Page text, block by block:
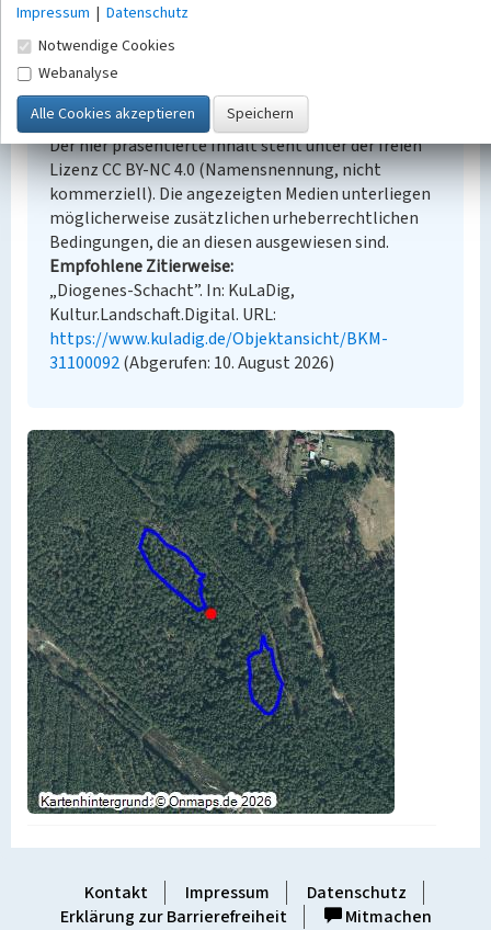
Empfohlene Zitierweise
Urheberrechtlicher Hinweis
Der hier präsentierte Inhalt steht unter der freien
Lizenz CC BY-NC 4.0 (Namensnennung, nicht
kommerziell). Die angezeigten Medien unterliegen
möglicherweise zusätzlichen urheberrechtlichen
Bedingungen, die an diesen ausgewiesen sind.
Empfohlene Zitierweise
„Diogenes-Schacht”. In: KuLaDig,
Kultur.Landschaft.Digital. URL:
https://www.kuladig.de/Objektansicht/BKM-
31100092(Abgerufen: 10. August 2026)
Kontakt Impressum
Datenschutz
Erklärung zur Barrierefreiheit
Mitmachen
Impressum | Datenschutz
Notwendige Cookies
Webanalyse